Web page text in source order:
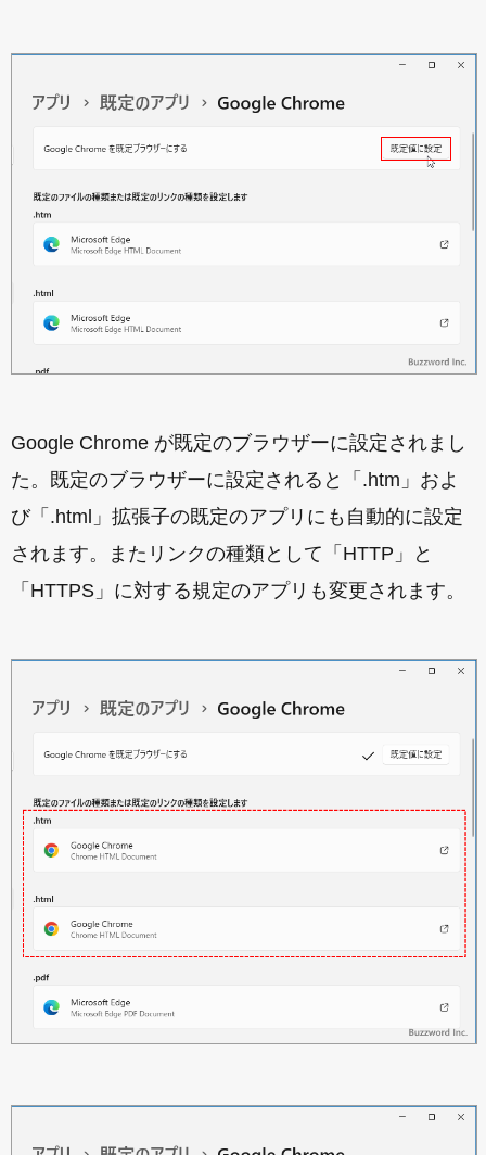
Google Chrome が既定のブラウザーに設定されまし
た。既定のブラウザーに設定されると「.htm」およ
び「.html」拡張子の既定のアプリにも自動的に設定
されます。またリンクの種類として「HTTP」と
「HTTPS」に対する規定のアプリも変更されます。